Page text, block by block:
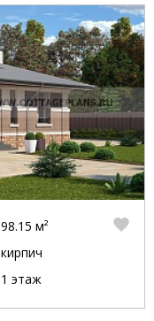
98.15 м²
кирпич
1 этаж